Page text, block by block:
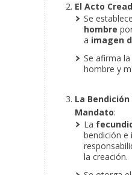
El Acto
Se
hombre
a imagen
Se afirma la
hombre y
La
Mandato:
La
bendición e
la creación.